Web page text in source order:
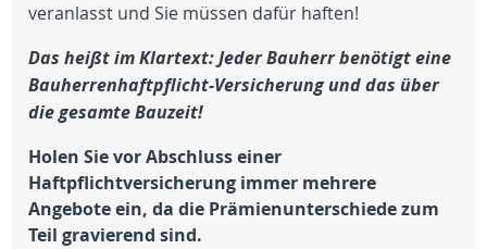
veranlasst und Sie müssen dafür haften!
Das heißt im Klartext: Jeder Bauherr benötigt eine
Bauherrenhaftpflicht-Versicherung und das über
die gesamte Bauzeit!
Holen Sie vor Abschluss einer
Haftpflichtversicherung immer mehrere
Angebote ein, da die Prämienunterschiede zum
Teil gravierend sind.